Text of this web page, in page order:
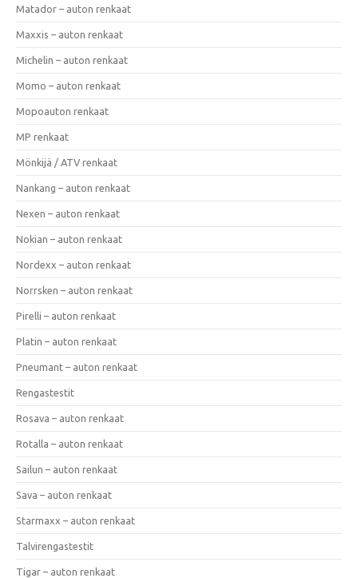
Matador – auton renkaat
Maxxis – auton renkaat
Michelin – auton renkaat
Momo – auton renkaat
Mopoauton renkaat
MP renkaat
Mönkijä / ATV renkaat
Nankang – auton renkaat
Nexen – auton renkaat
Nokian – auton renkaat
Nordexx – auton renkaat
Norrsken – auton renkaat
Pirelli – auton renkaat
Platin – auton renkaat
Pneumant – auton renkaat
Rengastestit
Rosava – auton renkaat
Rotalla – auton renkaat
Sailun – auton renkaat
Sava – auton renkaat
Starmaxx – auton renkaat
Talvirengastestit
Tigar – auton renkaat